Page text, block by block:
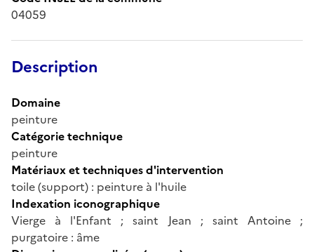
04059
Description
Domaine
peinture
Catégorie technique
peinture
Matériaux et techniques d'intervention
toile (support) : peinture à l'huile
Indexation iconographique
Vierge à l'Enfant ; saint Jean ; saint Antoine ;
purgatoire : âme